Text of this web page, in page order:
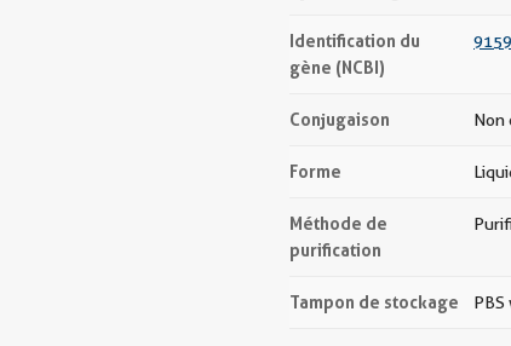
Identification du
gène (NCBI)
9159
Conjugaison Non
Forme
Méthode de
purification
Tampon de stockage